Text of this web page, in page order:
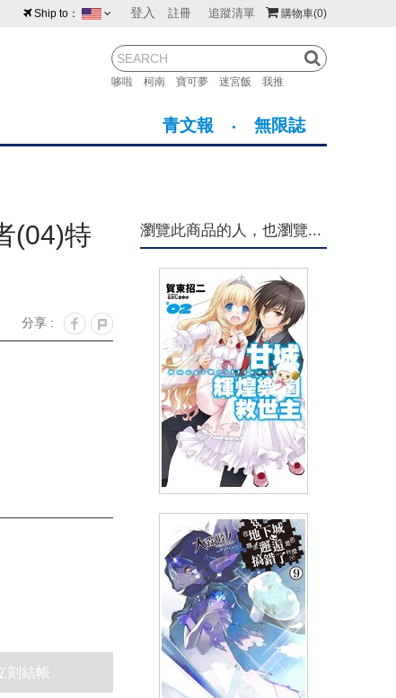
購物車(0)
登入 註冊 追蹤清單
哆啦 柯南 寶可夢 迷宮飯 我推
Ship to：
紐西蘭 馬來西亞
澳門 菲律賓
青文報 無限誌
(04)特
分享 :
刻結帳
瀏覽此商品的人，也瀏覽...
輕小說甘城輝煌樂園救世主(02)
NT$240 90折 NT$216 (USD7.17)